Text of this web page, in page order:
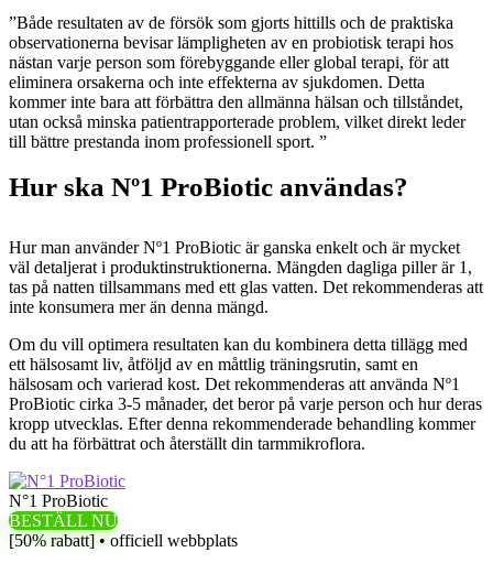
”Både resultaten av de försök som gjorts hittills och de praktiska
observationerna bevisar lämpligheten av en probiotisk terapi hos
nästan varje person som förebyggande eller global terapi, för att
eliminera orsakerna och inte effekterna av sjukdomen. Detta
kommer inte bara att förbättra den allmänna hälsan och tillståndet,
utan också minska patientrapporterade problem, vilket direkt leder
till bättre prestanda inom professionell sport. ”
Hur ska Nº1 ProBiotic användas?
Hur man använder Nº1 ProBiotic är ganska enkelt och är mycket
väl detaljerat i produktinstruktionerna. Mängden dagliga piller är 1,
tas på natten tillsammans med ett glas vatten. Det rekommenderas att
inte konsumera mer än denna mängd.
Om du vill optimera resultaten kan du kombinera detta tillägg med
ett hälsosamt liv, åtföljd av en måttlig träningsrutin, samt en
hälsosam och varierad kost. Det rekommenderas att använda Nº1
ProBiotic cirka 3-5 månader, det beror på varje person och hur deras
kropp utvecklas. Efter denna rekommenderade behandling kommer
du att ha förbättrat och återställt din tarmmikroflora.
N°1 ProBiotic
BESTÄLL NU
[50% rabatt] • officiell webbplats